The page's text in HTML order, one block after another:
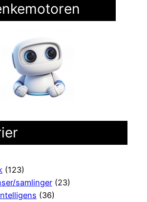
(123)
samlinger (23)
(36)